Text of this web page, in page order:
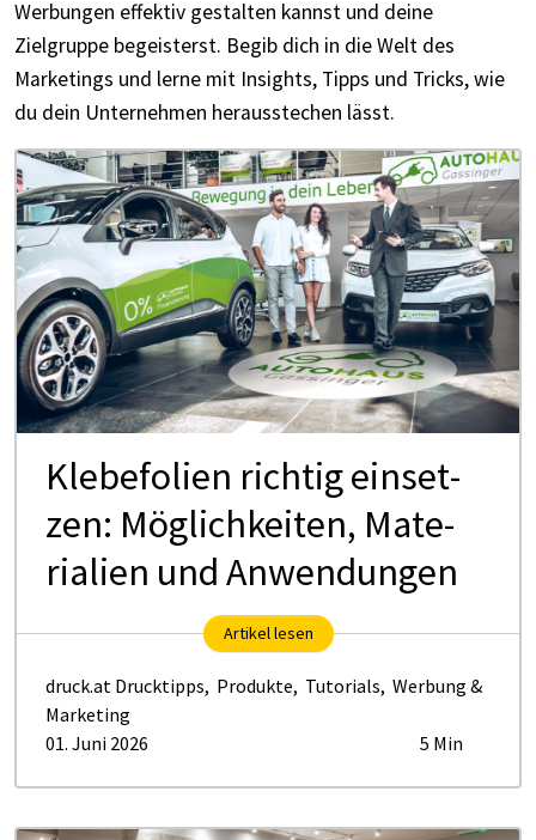
Werbungen effektiv gestalten kannst und deine
Zielgruppe begeisterst. Begib dich in die Welt des
Marketings und lerne mit Insights, Tipps und Tricks, wie
du dein Unternehmen herausstechen lässt.
Kle­be­fo­li­en rich­tig ein­set­
zen: Mög­lich­kei­ten, Ma­te­
ria­li­en und An­wen­dun­gen
Artikel lesen
druck.at Drucktipps, Produkte, Tutorials, Werbung &
Marketing
01. Juni 2026
5 Min